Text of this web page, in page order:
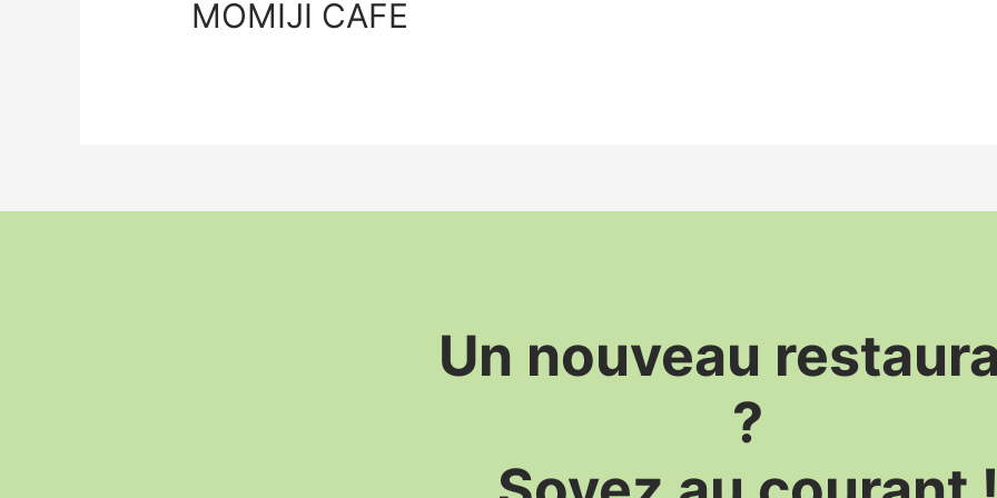
MOMIJI CAFE
Un nouveau
?